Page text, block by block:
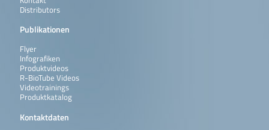
Distributors
Publikationen
Flyer
Infografiken
Produktvideos
R-BioTube Videos
Videotrainings
Produktkatalog
Kontaktdaten